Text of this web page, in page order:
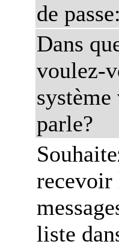
de passe:
Dans
voulez-
système
parle?
recevoir
liste